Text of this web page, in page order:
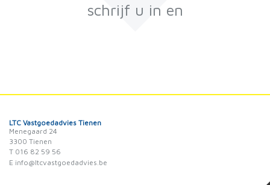
schrijf u in en
LTC Vastgoedadvies Tienen
Menegaard 24
3300 Tienen
T 016 82 59 56
E info@ltcvastgoedadvies.be